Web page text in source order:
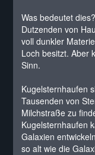
Was bedeutet
Dutzenden von
voll dunkler
Loch besitzt. Aber
Sinn.
Kugelsternhaufen
Tausenden von
Milchstraße zu
Kugelsternhaufen
Galaxien
so alt wie die